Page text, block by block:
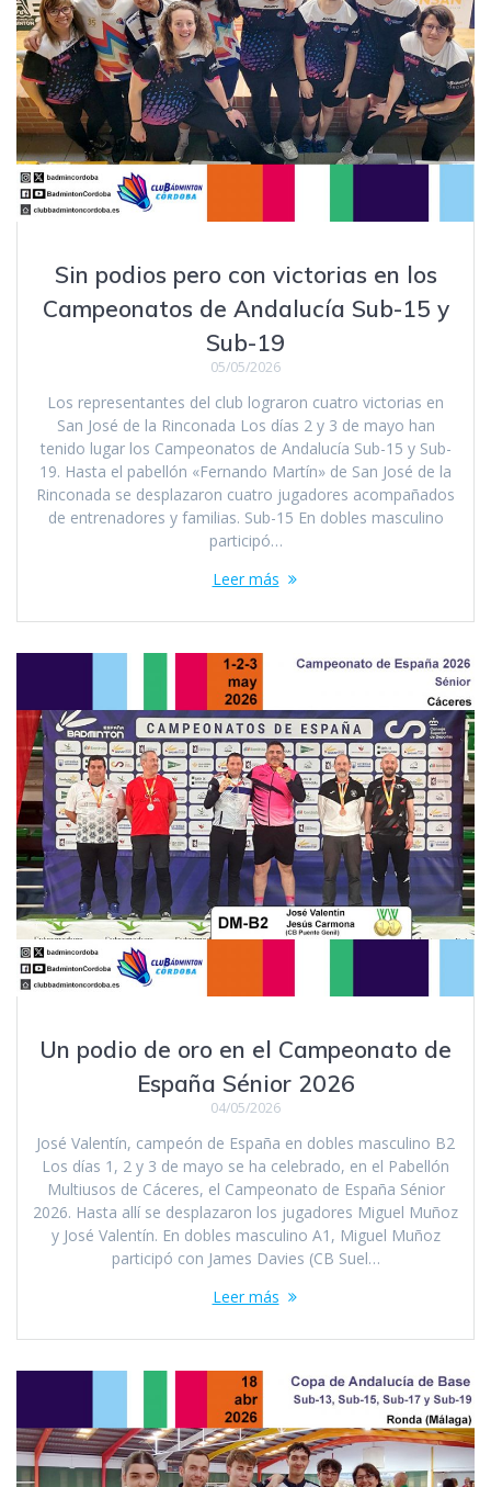
Sin podios pero con victorias en los
Campeonatos de Andalucía Sub-15 y
Sub-19
05/05/2026
Los representantes del club lograron cuatro victorias en
San José de la Rinconada Los días 2 y 3 de mayo han
tenido lugar los Campeonatos de Andalucía Sub-15 y Sub-
19. Hasta el pabellón «Fernando Martín» de San José de la
Rinconada se desplazaron cuatro jugadores acompañados
de entrenadores y familias. Sub-15 En dobles masculino
participó…
Leer más
Un podio de oro en el Campeonato de
España Sénior 2026
04/05/2026
José Valentín, campeón de España en dobles masculino B2
Los días 1, 2 y 3 de mayo se ha celebrado, en el Pabellón
Multiusos de Cáceres, el Campeonato de España Sénior
2026. Hasta allí se desplazaron los jugadores Miguel Muñoz
y José Valentín. En dobles masculino A1, Miguel Muñoz
participó con James Davies (CB Suel…
Leer más